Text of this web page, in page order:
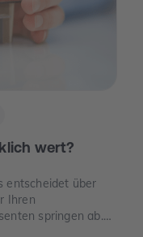
wert?
entscheidet über
Ihren
springen ab.